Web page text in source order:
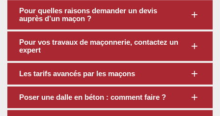
Pour quelles raisons demander un devis
auprès d’un maçon ?
Pour vos travaux de maçonnerie, contactez un
expert
Les tarifs avancés par les maçons
Poser une dalle en béton : comment faire ?